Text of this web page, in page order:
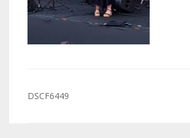
Navigation
DSCF6449